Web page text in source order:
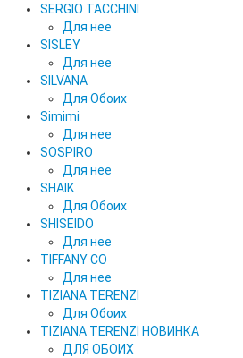
SERGIO TACCHINI
Для нее
SISLEY
Для нее
SILVANA
Для Обоих
Simimi
Для нее
SOSPIRO
Для нее
SHAIK
Для Обоих
SHISEIDO
Для нее
TIFFANY CO
Для нее
TIZIANA TERENZI
Для Обоих
TIZIANA TERENZI НОВИНКА
ДЛЯ ОБОИХ